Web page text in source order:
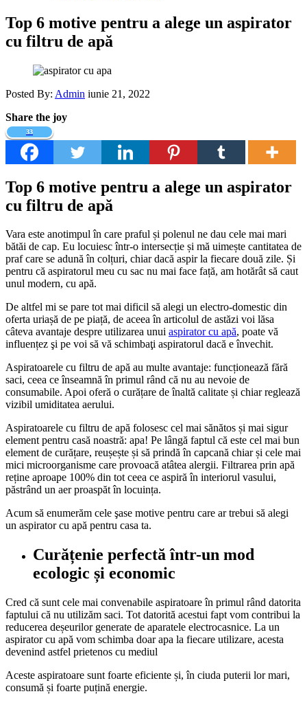
Top 6 motive pentru a alege un aspirator
cu filtru de apă
Posted By: Admin iunie 21, 2022
Share the joy
33
Top 6 motive pentru a alege un aspirator
cu filtru de apă
Vara este anotimpul în care praful și polenul ne dau cele mai mari
bătăi de cap. Eu locuiesc într-o intersecție și mă uimește cantitatea de
praf care se adună în colțuri, chiar dacă aspir la fiecare două zile. Și
pentru că aspiratorul meu cu sac nu mai face față, am hotărât să caut
unul modern, cu apă.
De altfel mi se pare tot mai dificil să alegi un electro-domestic din
oferta uriașă de pe piață, de aceea în articolul de astăzi voi lăsa
câteva avantaje despre utilizarea unui aspirator cu apă, poate vă
influențez şi pe voi să vă schimbaţi aspiratorul dacă e învechit.
Aspiratoarele cu filtru de apă au multe avantaje: funcționează fără
saci, ceea ce înseamnă în primul rând că nu au nevoie de
consumabile. Apoi oferă o curățare de înaltă calitate și chiar reglează
vizibil umiditatea aerului.
Aspiratoarele cu filtru de apă folosesc cel mai sănătos și mai sigur
element pentru casă noastră: apa! Pe lângă faptul că este cel mai bun
element de curățare, reușește și să prindă în capcană chiar și cele mai
mici microorganisme care provoacă atâtea alergii. Filtrarea prin apă
reține aproape 100% din tot ceea ce aspiră în interiorul vasului,
păstrând un aer proaspăt în locuința.
Acum să enumerăm cele şase motive pentru care ar trebui să alegi
un aspirator cu apă pentru casa ta.
Curățenie perfectă într-un mod
ecologic și economic
Cred că sunt cele mai convenabile aspiratoare în primul rând datorita
faptului că nu utilizăm saci. Tot datorită acestui fapt vom contribui la
reducerea deșeurilor generate de aparatele electrocasnice. La un
aspirator cu apă vom schimba doar apa la fiecare utilizare, acesta
devenind astfel prietenos cu mediul
Aceste aspiratoare sunt foarte eficiente și, în ciuda puterii lor mari,
consumă și foarte puțină energie.